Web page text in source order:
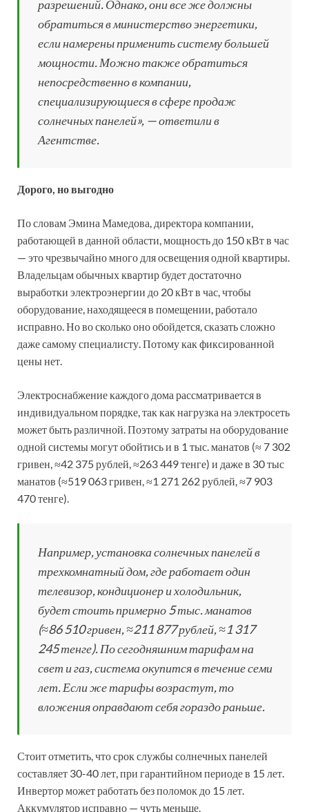
разрешений. Однако, они все же должны
обратиться в министерство энергетики,
если намерены применить систему большей
мощности. Можно также обратиться
непосредственно в компании,
специализирующиеся в сфере продаж
солнечных панелей», — ответили в
Агентстве.
Дорого, но выгодно
По словам Эмина Мамедова, директора компании,
работающей в данной области, мощность до 150 кВт в час
— это чрезвычайно много для освещения одной квартиры.
Владельцам обычных квартир будет достаточно
выработки электроэнергии до 20 кВт в час, чтобы
оборудование, находящееся в помещении, работало
исправно. Но во сколько оно обойдется, сказать сложно
даже самому специалисту. Потому как фиксированной
цены нет.
Электроснабжение каждого дома рассматривается в
индивидуальном порядке, так как нагрузка на электросеть
может быть различной. Поэтому затраты на оборудование
одной системы могут обойтись и в 1 тыс. манатов (≈ 7 302
гривен, ≈42 375 рублей, ≈263 449 тенге) и даже в 30 тыс
манатов (≈519 063 гривен, ≈1 271 262 рублей, ≈7 903
470 тенге).
Например, установка солнечных панелей в
трехкомнатный дом, где работает один
телевизор, кондиционер и холодильник,
будет стоить примерно 5 тыс. манатов
(≈86 510 гривен, ≈211 877 рублей, ≈1 317
245 тенге). По сегодняшним тарифам на
свет и газ, система окупится в течение семи
лет. Если же тарифы возрастут, то
вложения оправдают себя гораздо раньше.
Стоит отметить, что срок службы солнечных панелей
составляет 30-40 лет, при гарантийном периоде в 15 лет.
Инвертор может работать без поломок до 15 лет.
Аккумулятор исправно — чуть меньше.